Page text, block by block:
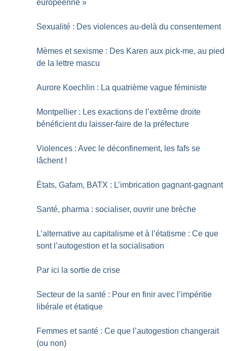
européenne »
Sexualité : Des violences au-delà du consentement
Mèmes et sexisme : Des Karen aux pick-me, au pied
de la lettre mascu
Aurore Koechlin : La quatrième vague féministe
Montpellier : Les exactions de l’extrême droite
bénéficient du laisser-faire de la préfecture
Violences : Avec le déconfinement, les fafs se
lâchent !
États, Gafam, BATX : L’imbrication gagnant-gagnant
Santé, pharma : socialiser, ouvrir une brèche
L’alternative au capitalisme et à l’étatisme : Ce que
sont l’autogestion et la socialisation
Par ici la sortie de crise
Secteur de la santé : Pour en finir avec l’impéritie
libérale et étatique
Femmes et santé : Ce que l’autogestion changerait
(ou non)